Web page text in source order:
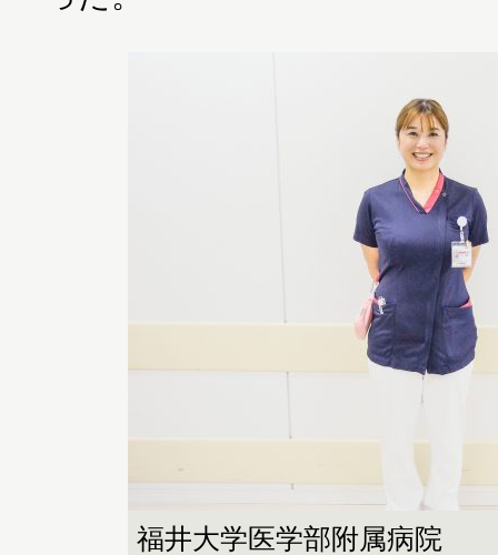
福井大学医学部附属病院